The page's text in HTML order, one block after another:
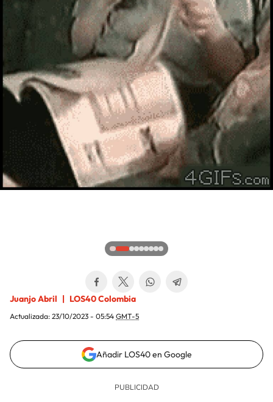
Juanjo Abril LOS40 Colombia
Actualizada: 23/10/2023 - 05:54 GMT-5
Añadir LOS40 en Google